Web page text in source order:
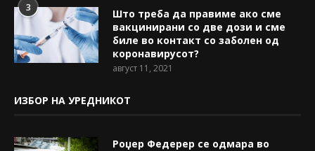
3
Што треба да правиме ако сме
вакцинирани со две дози и сме
биле во контакт со заболен од
коронавирусот?
август 11, 2021
ИЗБОР НА УРЕДНИКОТ
Роџер Федерер се одмара во